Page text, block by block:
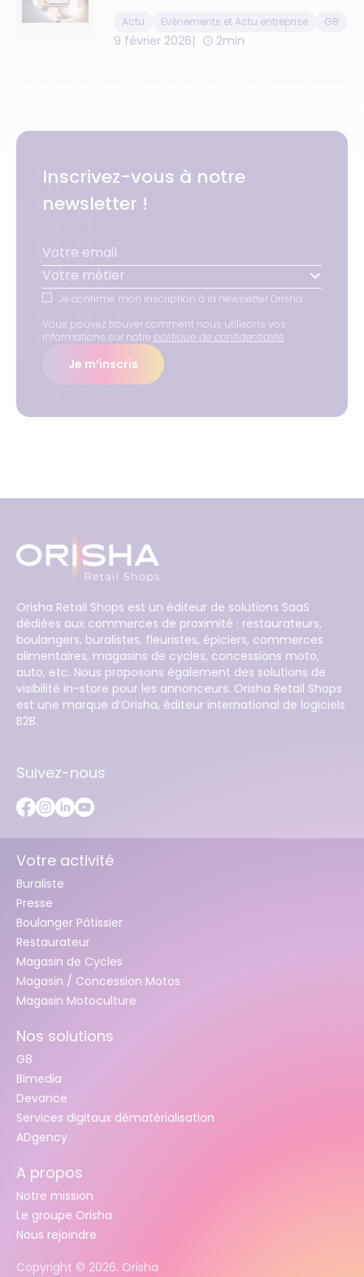
accompagne
Actu Evènements et Actu entreprise G8
9 février 2026 2min
Inscrivez-vous à notre
newsletter !
Votre métier
Je confirme mon inscription à la newsletter Orisha.
Vous pouvez trouver comment nous utilisons vos
informations sur notre politique de confidentialité
Je m’inscris
Orisha Retail Shops est un éditeur de solutions SaaS
dédiées aux commerces de proximité : restaurateurs,
boulangers, buralistes, fleuristes, épiciers, commerces
alimentaires, magasins de cycles, concessions moto,
auto, etc. Nous proposons également des solutions de
visibilité in-store pour les annonceurs. Orisha Retail Shops
est une marque d’Orisha, éditeur international de logiciels
B2B.
Suivez-nous
Votre activité
Buraliste
Presse
Boulanger Pâtissier
Restaurateur
Magasin de Cycles
Magasin / Concession Motos
Magasin Motoculture
Nos solutions
G8
Bimedia
Devance
Services digitaux dématérialisation
ADgency
A propos
Notre mission
Le groupe Orisha
Nous rejoindre
Copyright © 2026. Orisha